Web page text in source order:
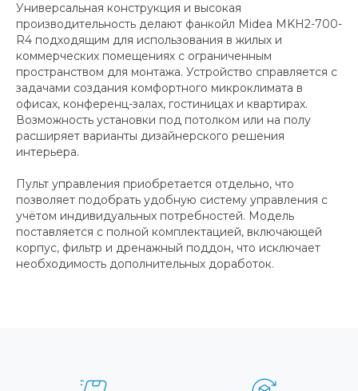
Универсальная конструкция и высокая
производительность делают фанкойл Midea MKH2-700-
R4 подходящим для использования в жилых и
коммерческих помещениях с ограниченным
пространством для монтажа. Устройство справляется с
задачами создания комфортного микроклимата в
офисах, конференц-залах, гостиницах и квартирах.
Возможность установки под потолком или на полу
расширяет варианты дизайнерского решения
интерьера.
Пульт управления приобретается отдельно, что
позволяет подобрать удобную систему управления с
учётом индивидуальных потребностей. Модель
поставляется с полной комплектацией, включающей
корпус, фильтр и дренажный поддон, что исключает
необходимость дополнительных доработок.